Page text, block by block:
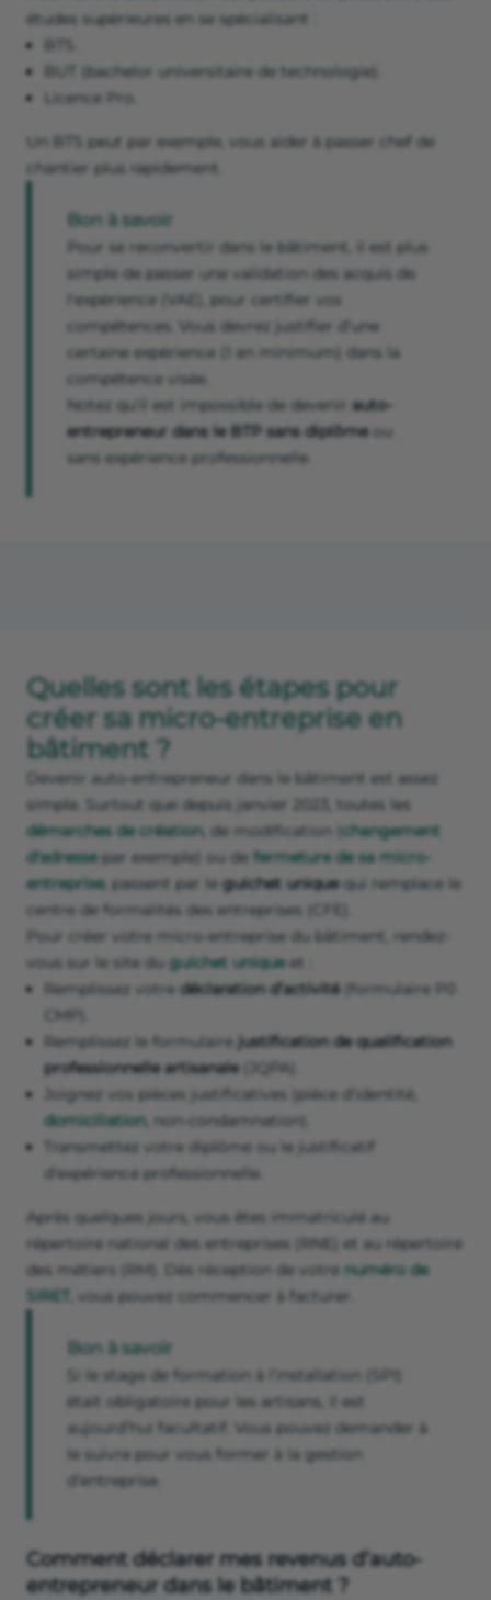
études supérieures en se spécialisant :
BUT (bachelor universitaire de technologie).
Licence Pro.
Un BTS peut par exemple, vous aider à passer chef de
chantier plus rapidement.
Bon à savoir
Pour se reconvertir dans le bâtiment, il est plus
simple de passer une validation des acquis de
l'expérience (VAE), pour certifier vos
compétences. Vous devrez justifier d’une
certaine expérience (1 an minimum) dans la
compétence visée.
Notez qu'il est impossible de devenir auto-
entrepreneur dans le BTP sans diplômeou
sans expérience professionnelle.
Quelles sont les étapes pour
créer sa micro-entreprise en
bâtiment ?
Devenir auto-entrepreneur dans le bâtiment est assez
simple. Surtout que depuis janvier 2023, toutes les
démarches de création, de modification (changement
d'adressepar exemple) ou de fermeture de sa micro-
entreprise, passent par le guichet uniquequi remplace le
centre de formalités des entreprises (CFE).
Pour créer votre micro-entreprise du bâtiment, rendez-
vous sur le site du guichet uniqueet :
Remplissez votre déclaration d’activité (formulaire P0
CMP).
Remplissez le formulaire justification de qualification
professionnelle artisanale(JQPA).
Joignez vos pièces justificatives (pièce d’identité,
domiciliation, non-condamnation).
Transmettez votre diplôme ou le justificatif
d’expérience professionnelle.
Après quelques jours, vous êtes immatriculé au
répertoire national des entreprises (RNE) et au répertoire
des métiers (RM). Dès réception de votre numéro de
SIRET
, vous pouvez commencer à facturer.
Bon à savoir
Si le stage de formation à l’installation (SPI)
était obligatoire pour les artisans, il est
aujourd’hui facultatif. Vous pouvez demander à
le suivre pour vous former à la gestion
d’entreprise.
Comment déclarer mes revenus d’auto-
entrepreneur dans le bâtiment ?